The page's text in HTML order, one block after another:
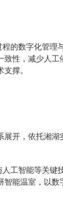
的数字化管理
性，减少人
撑。
展开，依托湘
工智能等关键
能温室，以数